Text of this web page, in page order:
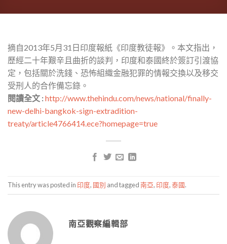
摘自2013年5月31日印度報紙《印度教徒報》。本文指出，
歷經二十年艱辛且曲折的談判，印度和泰國終於簽訂引渡協
定，包括關於洗錢、恐怖組織金融犯罪的情報交換以及移交
受刑人的合作備忘錄。
閱讀全文 :http://www.thehindu.com/news/national/finally-
new-delhi-bangkok-sign-extradition-
treaty/article4766414.ece?homepage=true
This entry was posted in 印度, 國別 and tagged南亞, 印度,泰國.
南亞觀察編輯部